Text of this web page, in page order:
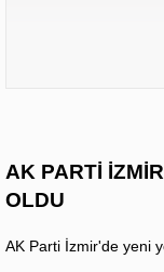
AK PARTİ
OLDU
AK Parti İzmir'de yeni